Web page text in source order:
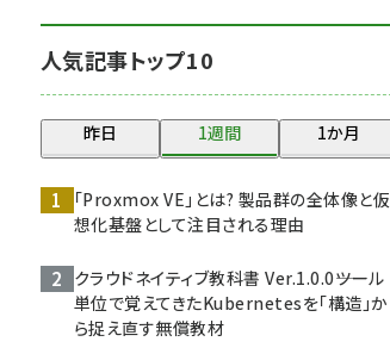
drupal (1956)
genai (1484)
abc123 (1360)
人気記事トップ10
昨日 1週間 1か月
「Proxmox VE」とは? 製品群の全体像と仮
想化基盤として注目される理由
クラウドネイティブ教科書 Ver.1.0.0――ツール
単位で覚えてきたKubernetesを「構造」か
ら捉え直す無償教材